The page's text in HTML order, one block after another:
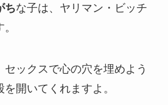
ちな子は、ヤリマン・ビッチ
セックスで心の穴を埋めよう
開いてくれますよ。